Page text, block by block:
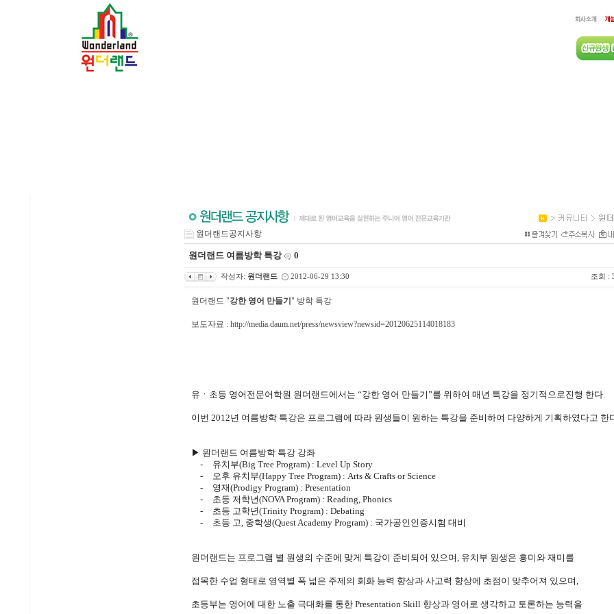
원더랜드공지사항
원더랜드 여름방학 특강 0
작성자: 원더랜드 2012-06-29 13:30 조회 :
원더랜드 "강한 영어 만들기 " 방학 특강
보도자료 : http://media.daum.net/press/newsview?newsid=20120625114018183
유ㆍ초등 영어전문어학원 원더랜드에서는 “강한 영어 만들기”를 위하여 매년 특강을 정기적으로진행 한다.
이번 2012년 여름방학 특강은 프로그램에 따라 원생들이 원하는 특강을 준비하여 다양하게 기획하였다고 한
▶ 원더랜드 여름방학 특강 강좌
-
유치부(Big Tree Program) : Level Up Story
-
오후 유치부(Happy Tree Program) : Arts & Crafts or Science
-
영재(Prodigy Program) : Presentation
-
초등 저학년(NOVA Program) : Reading, Phonics
-
초등 고학년(Trinity Program) : Debating
-
초등 고, 중학생(Quest Academy Program) : 국가공인인증시험 대비
원더랜드는 프로그램 별 원생의 수준에 맞게 특강이 준비되어 있으며, 유치부 원생은 흥미와 재미를
접목한 수업 형태로 영역별 폭 넓은 주제의 회화 능력 향상과 사고력 향상에 초점이 맞추어져 있으며,
초등부는 영어에 대한 노출 극대화를 통한Presentation Skill 향상과 영어로 생각하고 토론하는 능력을